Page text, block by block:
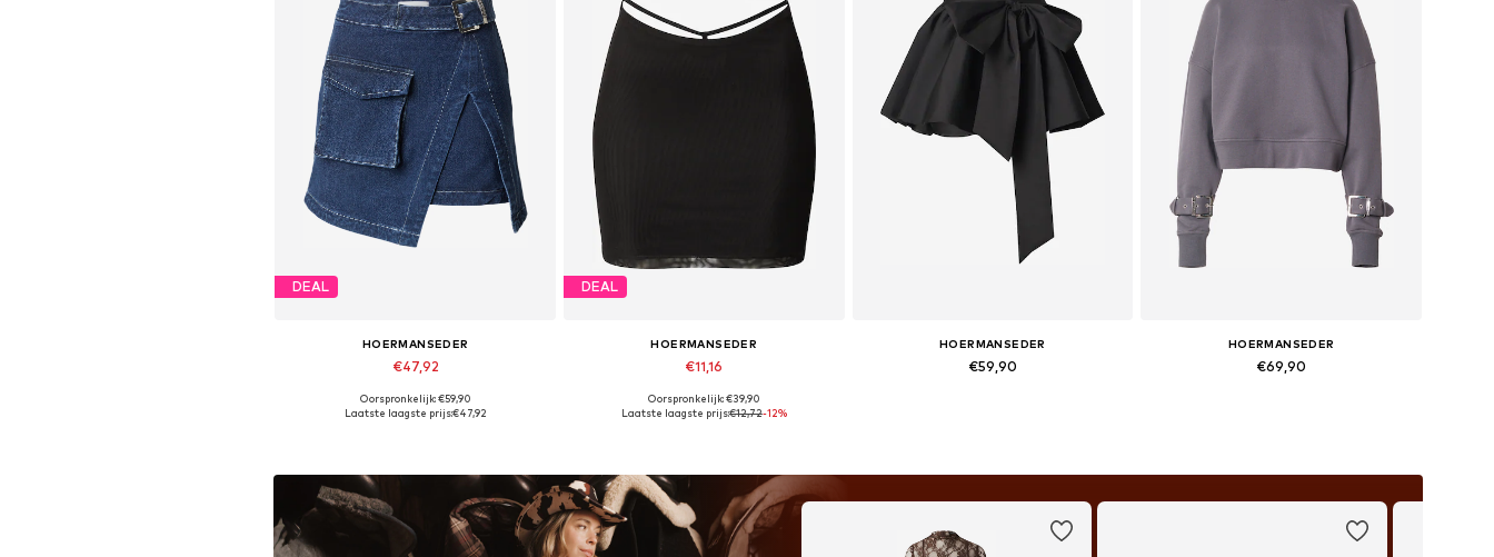
DEAL
HOERMANSEDER
€47,92
Beschikbare maten: 34, 36, 38, 40
Oorspronkelijk: €59,90
Laatste laagste prijs:€47,92
DEAL
HOERMANSEDER
€11,16
Beschikbare maten: 38, 40, 42
Oorspronkelijk: €39,90
Laatste laagste prijs:€12,72-12%
HOERMANSEDER
€59,90
HOERMANSEDER
€69,90